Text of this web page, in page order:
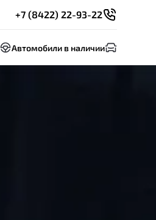
+7 (8422) 22-93-22
Автомобили в наличии